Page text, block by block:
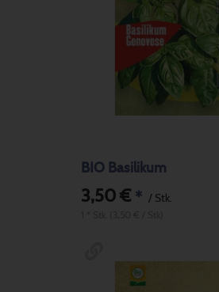
BIO Basilikum
3,50 € * / Stk.